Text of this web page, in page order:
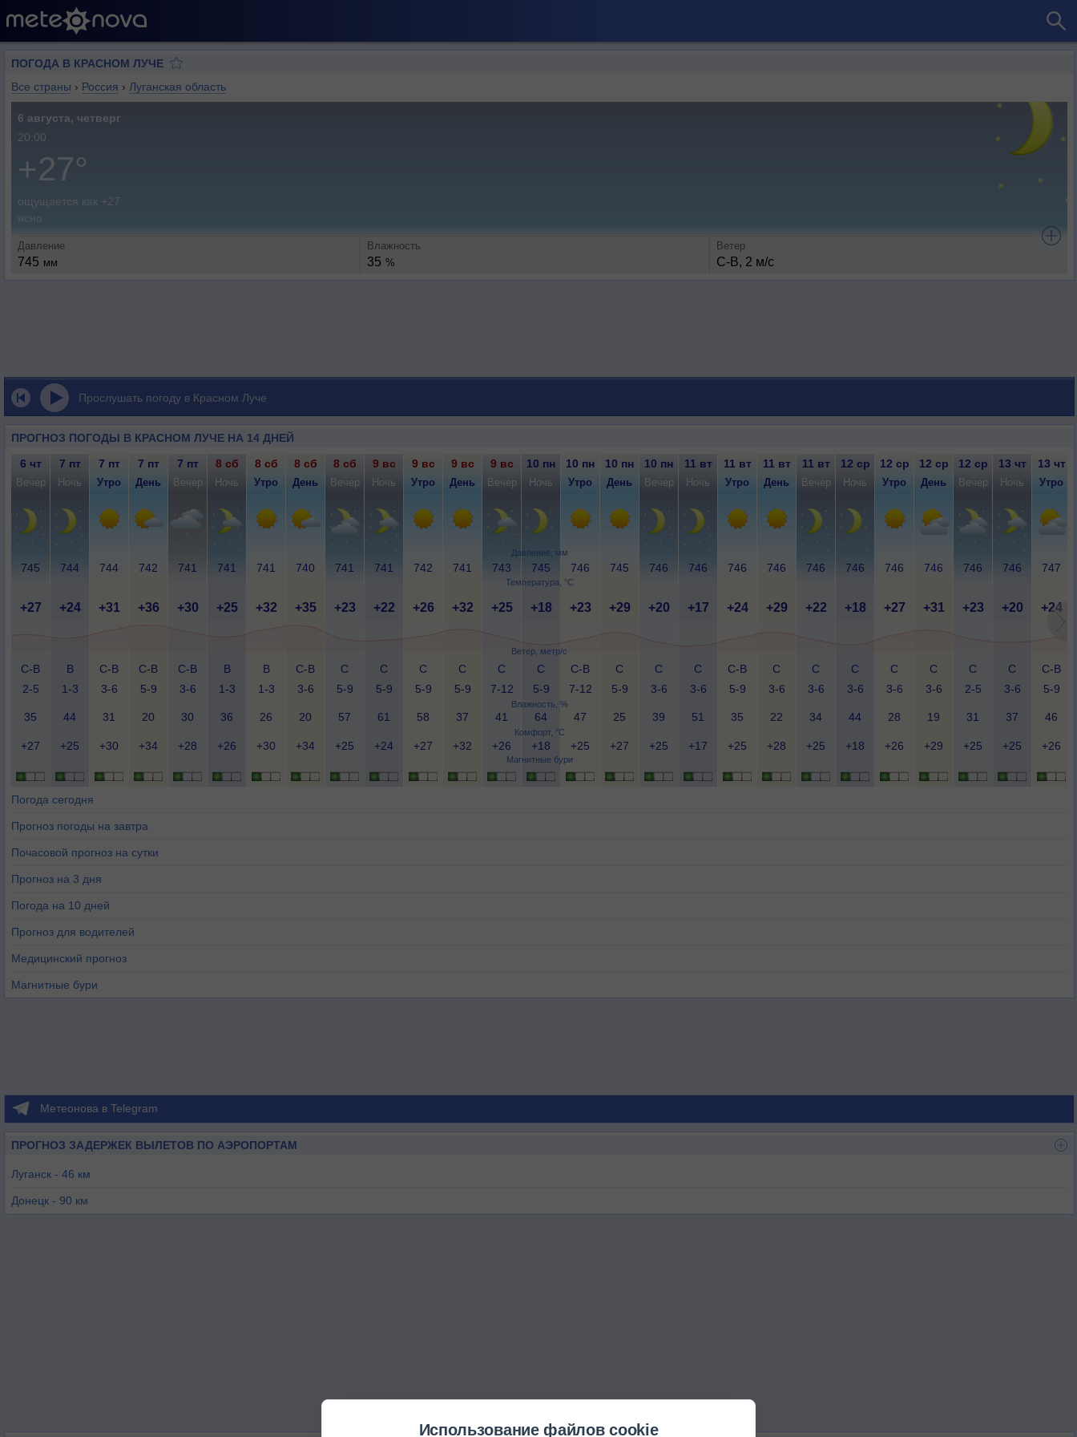
ПОГОДА В КРАСНОМ ЛУЧЕ
Все страны › Россия › Луганская область
6 августа, четверг
20:00
+27°
ощущается как +27
ясно
Давление
745 мм
Влажность
35 %
Ветер
С-В, 2 м/с
Прослушать погоду в Красном Луче
ПРОГНОЗ ПОГОДЫ В КРАСНОМ ЛУЧЕ НА 14 ДНЕЙ
Давление, мм
Температура, °C
Ветер, метр/с
Влажность, %
Комфорт, °C
Магнитные бури
6 чт 7 пт 7 пт 7 пт 7 пт 8 сб 8 сб 8 сб 8 сб 9 вс 9 вс 9 вс 9 вс 10 пн 10 пн 10 пн 10 пн 11 вт 11 вт 11 вт 11 вт 12 ср 12 ср 12 ср 12 ср 13 чт 13 чт
Вечер Ночь Утро День Вечер Ночь Утро День Вечер Ночь Утро День Вечер Ночь Утро День Вечер Ночь Утро День Вечер Ночь Утро День Вечер Ночь Утро
745 744 744 742 741 741 741 740 741 741 742 741 743 745 746 745 746 746 746 746 746 746 746 746 746 746 747
+27 +24 +31 +36 +30 +25 +32 +35 +23 +22 +26 +32 +25 +18 +23 +29 +20 +17 +24 +29 +22 +18 +27 +31 +23 +20 +24
С-В
2-5
В
1-3
С-В
3-6
С-В
5-9
С-В
3-6
В
1-3
В
1-3
С-В
3-6
С
5-9
С
5-9
С
5-9
С
5-9
С
7-12
С
5-9
С-В
7-12
С
5-9
С
3-6
С
3-6
С-В
5-9
С
3-6
С
3-6
С
3-6
С
3-6
С
3-6
С
2-5
С
3-6
С-В
5-9
35 44 31 20 30 36 26 20 57 61 58 37 41 64 47 25 39 51 35 22 34 44 28 19 31 37 46
+27 +25 +30 +34 +28 +26 +30 +34 +25 +24 +27 +32 +26 +18 +25 +27 +25 +17 +25 +28 +25 +18 +26 +29 +25 +25 +26
Погода сегодня
Прогноз погоды на завтра
Почасовой прогноз на сутки
Прогноз на 3 дня
Погода на 10 дней
Прогноз для водителей
Медицинский прогноз
Магнитные бури
Метеонова в Telegram
ПРОГНОЗ ЗАДЕРЖЕК ВЫЛЕТОВ ПО АЭРОПОРТАМ
Луганск - 46 км
Донецк - 90 км
Использование файлов cookie